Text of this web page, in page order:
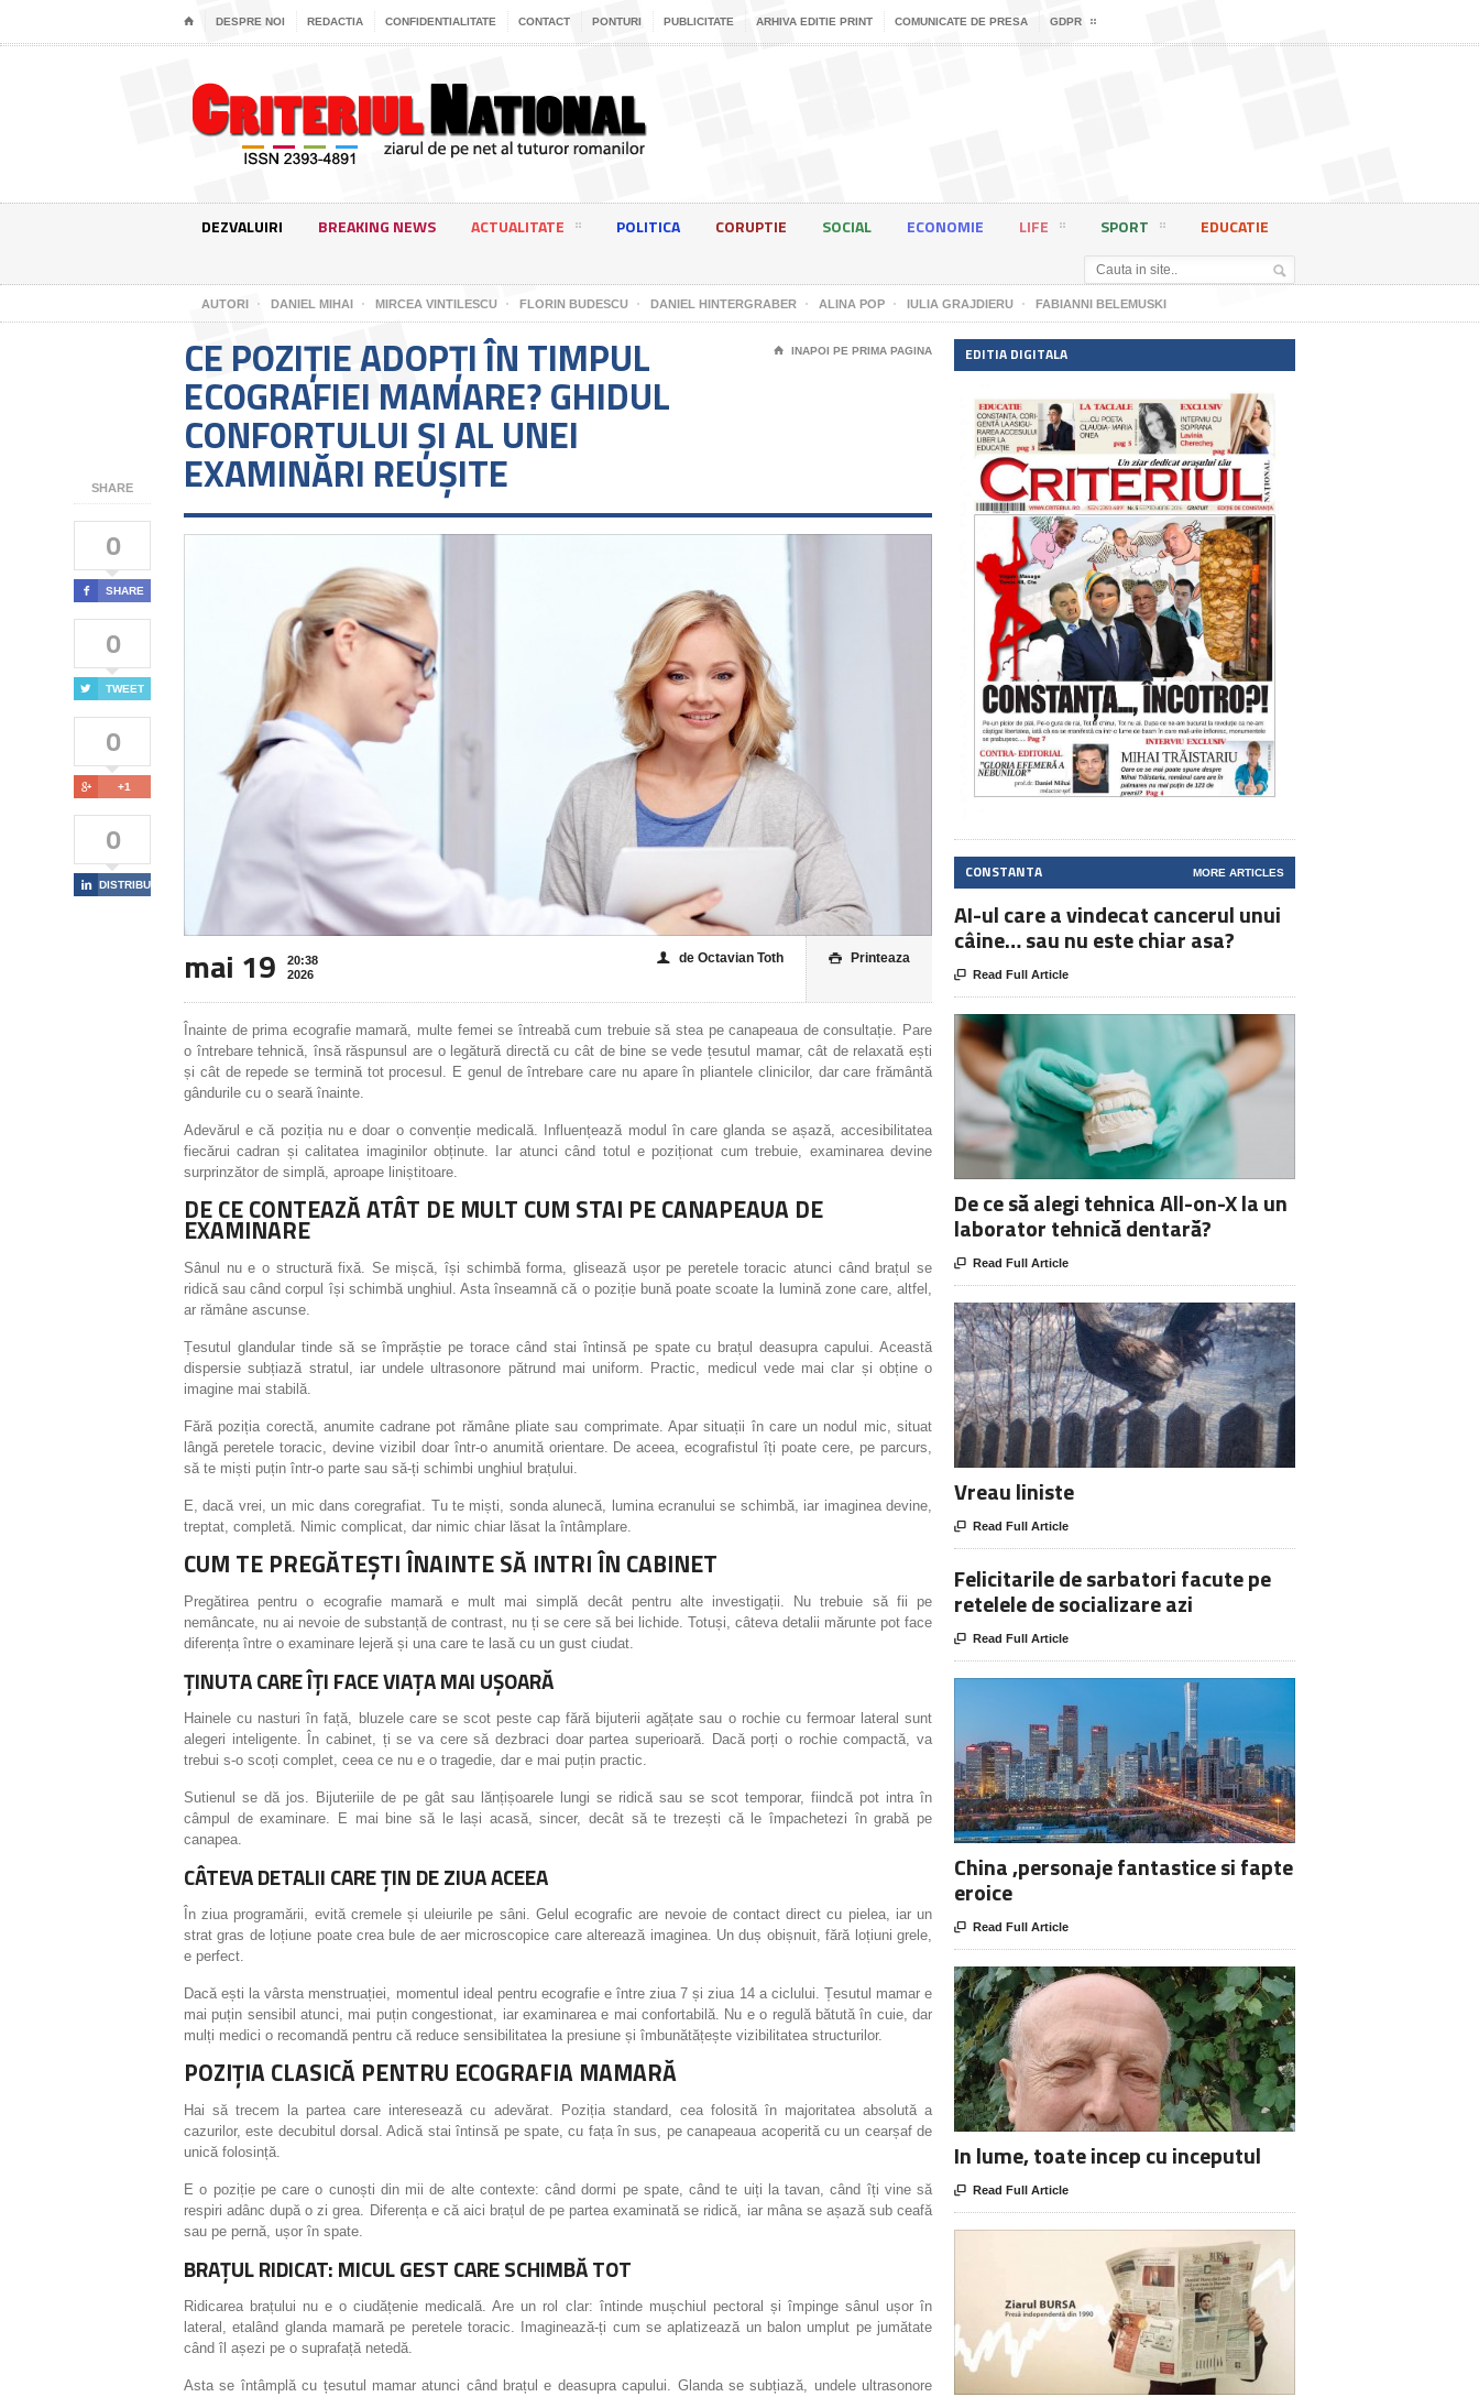
⌂ DESPRE NOI REDACTIA CONFIDENTIALITATE CONTACT PONTURI PUBLICITATE ARHIVA EDITIE PRINT COMUNICATE DE PRESA GDPR
DEZVALUIRI BREAKING NEWS ACTUALITATE POLITICA CORUPTIE SOCIAL ECONOMIE LIFE SPORT EDUCATIE
AUTORI DANIEL MIHAI MIRCEA VINTILESCU FLORIN BUDESCU DANIEL HINTERGRABER ALINA POP IULIA GRAJDIERU FABIANNI BELEMUSKI
SHARE
0
 SHARE
0
 TWEET
0
 +1
0
 DISTRIBUIE
CE POZIȚIE ADOPȚI ÎN TIMPUL
ECOGRAFIEI MAMARE? GHIDUL
CONFORTULUI ȘI AL UNEI
EXAMINĂRI REUȘITE
⌂ INAPOI PE PRIMA PAGINA
mai 19
20:38
2026
 Printeaza
👤 de Octavian Toth
Înainte de prima ecografie mamară, multe femei se întreabă cum trebuie să stea pe canapeaua de consultație. Pare
o întrebare tehnică, însă răspunsul are o legătură directă cu cât de bine se vede țesutul mamar, cât de relaxată ești
și cât de repede se termină tot procesul. E genul de întrebare care nu apare în pliantele clinicilor, dar care frământă
gândurile cu o seară înainte.
Adevărul e că poziția nu e doar o convenție medicală. Influențează modul în care glanda se așază, accesibilitatea
fiecărui cadran și calitatea imaginilor obținute. Iar atunci când totul e poziționat cum trebuie, examinarea devine
surprinzător de simplă, aproape liniștitoare.
DE CE CONTEAZĂ ATÂT DE MULT CUM STAI PE CANAPEAUA DE
EXAMINARE
Sânul nu e o structură fixă. Se mișcă, își schimbă forma, glisează ușor pe peretele toracic atunci când brațul se
ridică sau când corpul își schimbă unghiul. Asta înseamnă că o poziție bună poate scoate la lumină zone care, altfel,
ar rămâne ascunse.
Țesutul glandular tinde să se împrăștie pe torace când stai întinsă pe spate cu brațul deasupra capului. Această
dispersie subțiază stratul, iar undele ultrasonore pătrund mai uniform. Practic, medicul vede mai clar și obține o
imagine mai stabilă.
Fără poziția corectă, anumite cadrane pot rămâne pliate sau comprimate. Apar situații în care un nodul mic, situat
lângă peretele toracic, devine vizibil doar într-o anumită orientare. De aceea, ecografistul îți poate cere, pe parcurs,
să te miști puțin într-o parte sau să-ți schimbi unghiul brațului.
E, dacă vrei, un mic dans coregrafiat. Tu te miști, sonda alunecă, lumina ecranului se schimbă, iar imaginea devine,
treptat, completă. Nimic complicat, dar nimic chiar lăsat la întâmplare.
CUM TE PREGĂTEȘTI ÎNAINTE SĂ INTRI ÎN CABINET
Pregătirea pentru o ecografie mamară e mult mai simplă decât pentru alte investigații. Nu trebuie să fii pe
nemâncate, nu ai nevoie de substanță de contrast, nu ți se cere să bei lichide. Totuși, câteva detalii mărunte pot face
diferența între o examinare lejeră și una care te lasă cu un gust ciudat.
ȚINUTA CARE ÎȚI FACE VIAȚA MAI UȘOARĂ
Hainele cu nasturi în față, bluzele care se scot peste cap fără bijuterii agățate sau o rochie cu fermoar lateral sunt
alegeri inteligente. În cabinet, ți se va cere să dezbraci doar partea superioară. Dacă porți o rochie compactă, va
trebui s-o scoți complet, ceea ce nu e o tragedie, dar e mai puțin practic.
Sutienul se dă jos. Bijuteriile de pe gât sau lănțișoarele lungi se ridică sau se scot temporar, fiindcă pot intra în
câmpul de examinare. E mai bine să le lași acasă, sincer, decât să te trezești că le împachetezi în grabă pe
canapea.
CÂTEVA DETALII CARE ȚIN DE ZIUA ACEEA
În ziua programării, evită cremele și uleiurile pe sâni. Gelul ecografic are nevoie de contact direct cu pielea, iar un
strat gras de loțiune poate crea bule de aer microscopice care alterează imaginea. Un duș obișnuit, fără loțiuni grele,
e perfect.
Dacă ești la vârsta menstruației, momentul ideal pentru ecografie e între ziua 7 și ziua 14 a ciclului. Țesutul mamar e
mai puțin sensibil atunci, mai puțin congestionat, iar examinarea e mai confortabilă. Nu e o regulă bătută în cuie, dar
mulți medici o recomandă pentru că reduce sensibilitatea la presiune și îmbunătățește vizibilitatea structurilor.
POZIȚIA CLASICĂ PENTRU ECOGRAFIA MAMARĂ
Hai să trecem la partea care interesează cu adevărat. Poziția standard, cea folosită în majoritatea absolută a
cazurilor, este decubitul dorsal. Adică stai întinsă pe spate, cu fața în sus, pe canapeaua acoperită cu un cearșaf de
unică folosință.
E o poziție pe care o cunoști din mii de alte contexte: când dormi pe spate, când te uiți la tavan, când îți vine să
respiri adânc după o zi grea. Diferența e că aici brațul de pe partea examinată se ridică, iar mâna se așază sub ceafă
sau pe pernă, ușor în spate.
BRAȚUL RIDICAT: MICUL GEST CARE SCHIMBĂ TOT
Ridicarea brațului nu e o ciudățenie medicală. Are un rol clar: întinde mușchiul pectoral și împinge sânul ușor în
lateral, etalând glanda mamară pe peretele toracic. Imaginează-ți cum se aplatizează un balon umplut pe jumătate
când îl așezi pe o suprafață netedă.
Asta se întâmplă cu țesutul mamar atunci când brațul e deasupra capului. Glanda se subțiază, undele ultrasonore
EDITIA DIGITALA
CONSTANTA MORE ARTICLES
AI-ul care a vindecat cancerul unui
câine… sau nu este chiar asa?
 Read Full Article
De ce să alegi tehnica All-on-X la un
laborator tehnică dentară?
 Read Full Article
Vreau liniste
 Read Full Article
Felicitarile de sarbatori facute pe
retelele de socializare azi
 Read Full Article
China ,personaje fantastice si fapte
eroice
 Read Full Article
In lume, toate incep cu inceputul
 Read Full Article